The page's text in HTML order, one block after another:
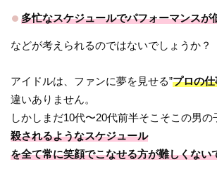
多忙なスケジュールでパフォーマンスが
などが考えられるのではないでしょうか？
アイドルは、ファンに夢を見せる”プロの仕
違いありません。
しかしまだ10代〜20代前半そこそこの男
殺されるようなスケジュール
を全て常に笑顔でこなせる方が難しくない